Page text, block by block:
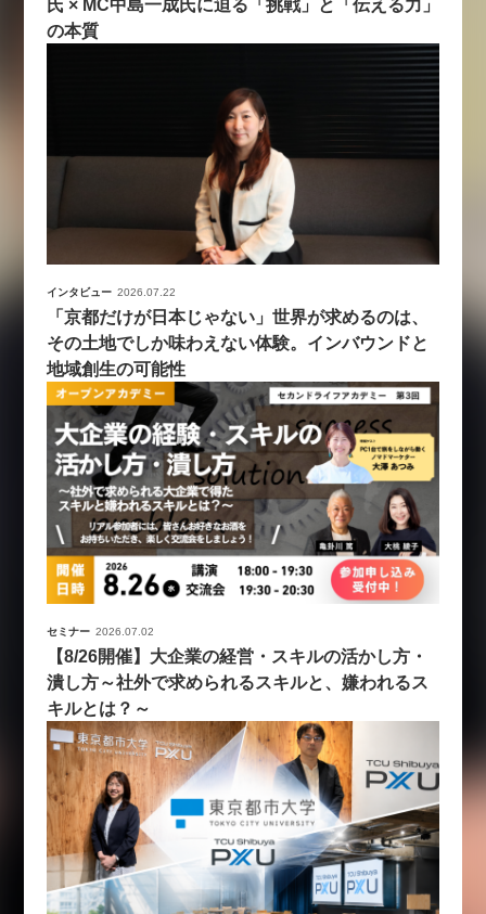
氏 × MC中島一成氏に迫る「挑戦」と「伝える力」
の本質
インタビュー 2026.07.22
「京都だけが日本じゃない」世界が求めるのは、
その土地でしか味わえない体験。インバウンドと
地域創生の可能性
セミナー 2026.07.02
【8/26開催】大企業の経営・スキルの活かし方・
潰し方～社外で求められるスキルと、嫌われるス
キルとは？～